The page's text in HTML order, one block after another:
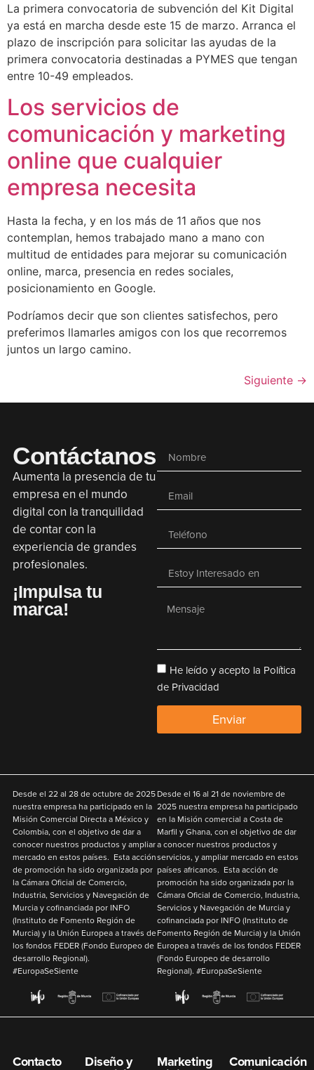
La primera convocatoria de subvención del Kit Digital
ya está en marcha desde este 15 de marzo. Arranca el
plazo de inscripción para solicitar las ayudas de la
primera convocatoria destinadas a PYMES que tengan
entre 10-49 empleados.
Los servicios de
comunicación y marketing
online que cualquier
empresa necesita
Hasta la fecha, y en los más de 11 años que nos
contemplan, hemos trabajado mano a mano con
multitud de entidades para mejorar su comunicación
online, marca, presencia en redes sociales,
posicionamiento en Google.
Podríamos decir que son clientes satisfechos, pero
preferimos llamarles amigos con los que recorremos
juntos un largo camino.
Siguiente →
Contáctanos
Aumenta la presencia de tu
empresa en el mundo
digital con la tranquilidad
de contar con la
experiencia de grandes
profesionales.
¡Impulsa tu
marca!
He leído y acepto la Política
de Privacidad
Enviar
Desde el 22 al 28 de octubre de 2025
nuestra empresa ha participado en la
Misión Comercial Directa a México y
Colombia, con el objetivo dedar a
conocer nuestros productos y ampliar
mercado en estos países. Esta acción
de promoción ha sido organizada por
la Cámara Oficial de Comercio,
Industria, Servicios y Navegación de
Murcia y cofinanciada por INFO
(Instituto de Fomento Región de
Murcia) y la Unión Europeaa través de
los fondos FEDER(Fondo Europeo de
desarrollo Regional).
#EuropaSeSiente
Desde el 16 al 21 de noviembre de
2025 nuestra empresa ha participado
en la Misión comercial a Costa de
Marfil y Ghana, con el objetivo dedar
a conocer nuestros productos y
servicios, y ampliar mercado en estos
países africanos. Esta acción de
promoción ha sido organizada por la
Cámara Oficial de Comercio, Industria,
Servicios y Navegación de Murcia y
cofinanciada por INFO(Instituto de
Fomento Región de Murcia) y la Unión
Europeaa través de los fondos FEDER
(Fondo Europeo de desarrollo
Regional). #EuropaSeSiente
Contacto Diseño y Marketing Comunicación